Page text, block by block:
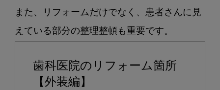
また、リフォームだけでなく、患者さんに見
歯科医院のリフォーム箇所
【外装編】